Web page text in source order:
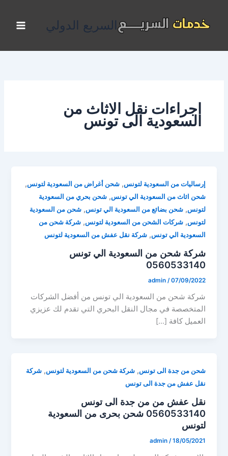
المحتوى
السريع الدولي
اجراءات نقل الاثاث من
السعودية الى تونس
إرساليات من السعودية لتونس,شحن أغراض من السعودية لتونس,
شحن اثاث من السعودية الي تونس,شحن بحري من السعودية
لتونس,شحن بضائع من السعودية الي تونس,شحن من السعودية
لتونس,شركات الشحن من السعودية لتونس,شركة شحن من
السعودية الي تونس,شركة نقل عفش من السعودية لتونس
شركة شحن من السعودية الي تونس
0560533140
admin /07/09/2022
شركة شحن من السعودية الي تونس من أفضل الشركات
المتخصصة في مجال النقل البحري التي تقدم لك عزيزي
العميل كافة […]
شحن من جدة الى تونس,شركة شحن من السعودية لتونس,شركة
نقل عفش من جدة الى تونس
نقل عفش من من جدة الى تونس
0560533140 شحن بحرى من السعودية
لتونس
admin /18/05/2021